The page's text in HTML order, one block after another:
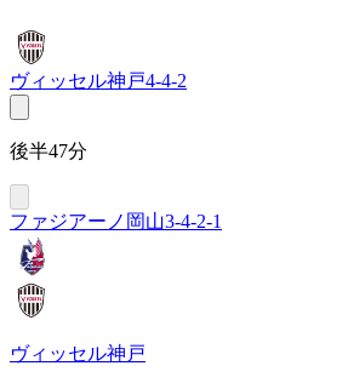
ヴィッセル神戸4-4-2
後半47分
ファジアーノ岡山3-4-2-1
ヴィッセル神戸